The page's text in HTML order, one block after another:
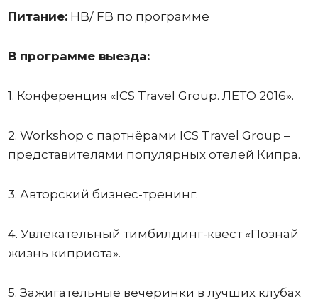
Питание:HB/ FB по программе
В программе выезда:
1. Конференция «ICS Travel Group. ЛЕТО 2016».
2. Workshop с партнёрами ICS Travel Group –
представителями популярных отелей Кипра.
3. Авторский бизнес-тренинг.
4. Увлекательный тимбилдинг-квест «Познай
жизнь киприота».
5. Зажигательные вечеринки в лучших клубах